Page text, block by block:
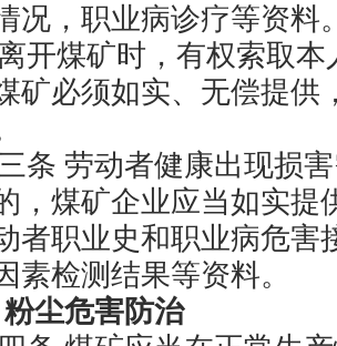
况，职业病诊疗等资料
开煤矿时，有权索取
矿必须如实、无偿提供
条 劳动者健康出现损
，煤矿企业应当如实提
者职业史和职业病危害
素检测结果等资料。
粉尘危害防治